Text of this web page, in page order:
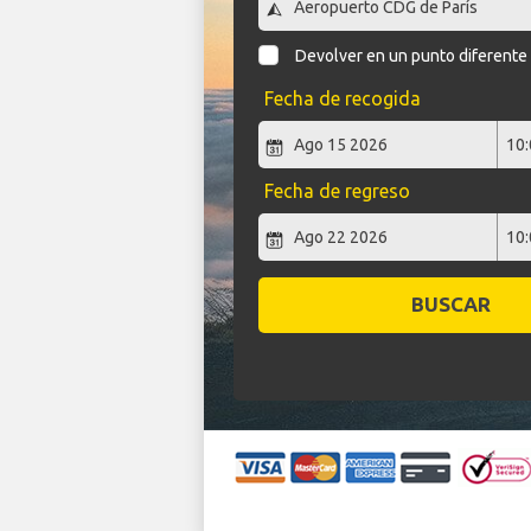
Devolver en un punto diferente
Fecha de recogida
Fecha de regreso
BUSCAR